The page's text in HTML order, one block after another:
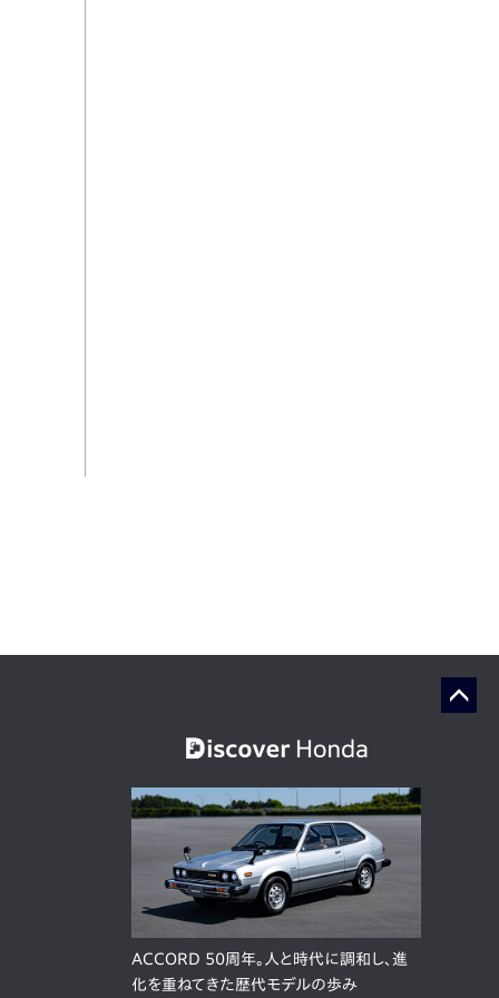
ACCORD 50周年。人と時代に調和し、進
化を重ねてきた歴代モデルの歩み